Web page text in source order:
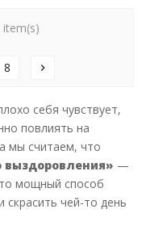
8 chevron_right
себя чувствует,
повлиять на
мы считаем, что
выздоровления» —
мощный способ
чей-то день